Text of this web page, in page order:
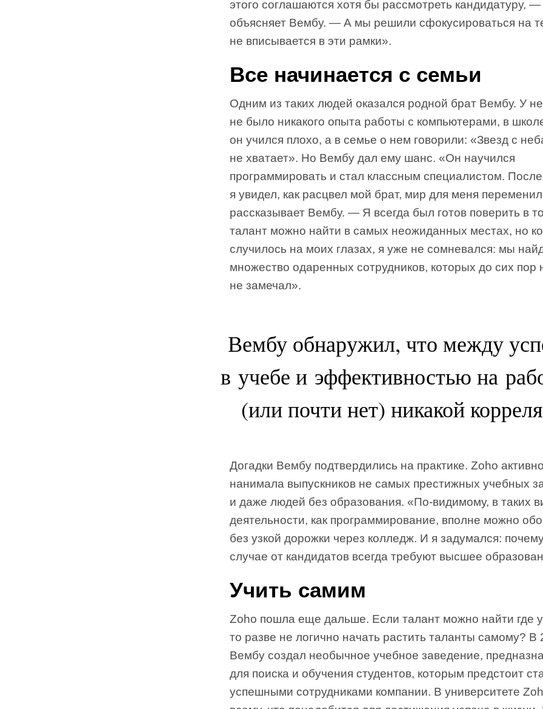
этого соглашаются хотя бы рассмотреть кандидатуру, —
объясняет Вембу. — А мы решили сфокусироваться на
не вписывается в эти рамки».
Все начинается с семьи
Одним из таких людей оказался родной брат Вембу. У
не было никакого опыта работы с компьютерами, в
он учился плохо, а в семье о нем говорили: «Звезд с
не хватает». Но Вембу дал ему шанс. «Он научился
программировать и стал классным специалистом. После
я увидел, как расцвел мой брат, мир для меня
рассказывает Вембу. — Я всегда был готов поверить в
талант можно найти в самых неожиданных местах, но
случилось на моих глазах, я уже не сомневался: мы
множество одаренных сотрудников, которых до сих пор
не замечал».
Вембу обнаружил, что между
в учебе и эффективностью на
(или почти нет) никакой
Догадки Вембу подтвердились на практике. Zoho активно
нанимала выпускников не самых престижных учебных
и даже людей без образования. «По-видимому, в таких
деятельности, как программирование, вполне можно
без узкой дорожки через колледж. И я задумался:
случае от кандидатов всегда требуют высшее
Учить самим
Zoho пошла еще дальше. Если талант можно найти где
то разве не логично начать растить таланты самому? В
Вембу создал необычное учебное заведение,
для поиска и обучения студентов, которым предстоит
успешными сотрудниками компании. В университете